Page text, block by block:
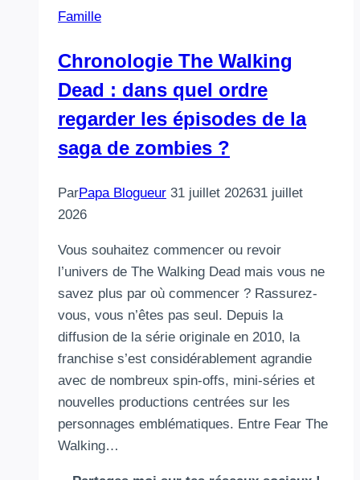
Famille
Chronologie The Walking
Dead : dans quel ordre
regarder les épisodes de la
saga de zombies ?
ParPapa Blogueur 31 juillet 202631 juillet
2026
Vous souhaitez commencer ou revoir
l’univers de The Walking Dead mais vous ne
savez plus par où commencer ? Rassurez-
vous, vous n’êtes pas seul. Depuis la
diffusion de la série originale en 2010, la
franchise s’est considérablement agrandie
avec de nombreux spin-offs, mini-séries et
nouvelles productions centrées sur les
personnages emblématiques. Entre Fear The
Walking…